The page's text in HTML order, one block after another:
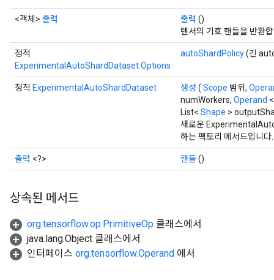
<객체> 출력 출력 ()
텐서의 기호 핸들을 반환
정적
ExperimentalAutoShardDataset.Options
autoShardPolicy(긴
정적 ExperimentalAutoShardDataset 생성 ( Scope 범위,
numWorkers, Operand
List< Shape >
새로운
하는 팩토리 메서드입니다.
출력 <?> 핸들()
상속된 메서드
org.tensorflow.op.PrimitiveOp 클래스에서
java.lang.Object 클래스에서
인터페이스 org.tensorflow.Operand 에서